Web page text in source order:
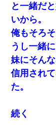
と一緒だ
いから。
俺もそろ
うし一緒
妹にそん
信用され
た。
続く